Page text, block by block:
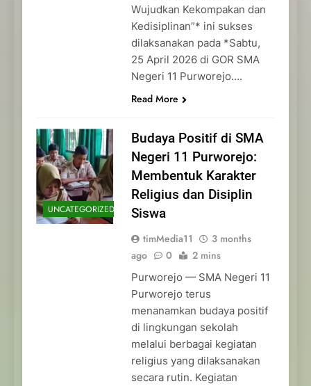
Wujudkan Kekompakan dan
Kedisiplinan”* ini sukses
dilaksanakan pada *Sabtu,
25 April 2026 di GOR SMA
Negeri 11 Purworejo….
Read More
UNCATEGORIZED
Budaya Positif di SMA
Negeri 11 Purworejo:
Membentuk Karakter
Religius dan Disiplin
Siswa
timMedia11
3 months
ago
0 2 mins
Purworejo — SMA Negeri 11
Purworejo terus
menanamkan budaya positif
di lingkungan sekolah
melalui berbagai kegiatan
religius yang dilaksanakan
secara rutin. Kegiatan